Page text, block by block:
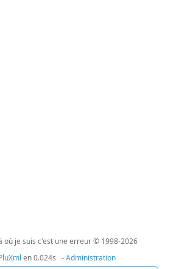
où je suis c'est une erreur © 1998-2026
en 0.024s -Administration